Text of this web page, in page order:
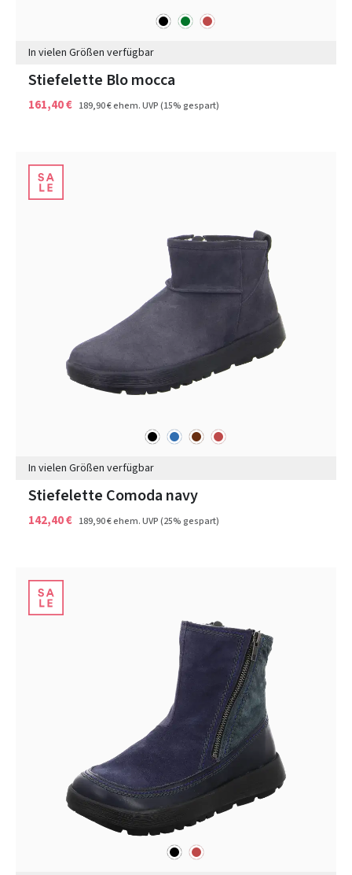
schwarz
grün rot
In vielen Größen verfügbar
Stiefelette Blo mocca
161,40 € 189,90 €ehem. UVP(15% gespart)
schwarz
blau braunrot
In vielen Größen verfügbar
Stiefelette Comoda navy
142,40 € 189,90 €ehem. UVP(25% gespart)
schwarz
rot